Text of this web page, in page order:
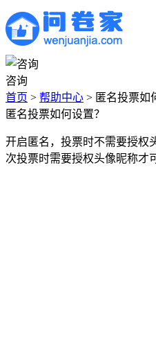
咨询
首页 > 帮助中心 > 匿名投票如
匿名投票如何设置？
开启匿名，投票时不需要授权
次投票时需要授权头像昵称才